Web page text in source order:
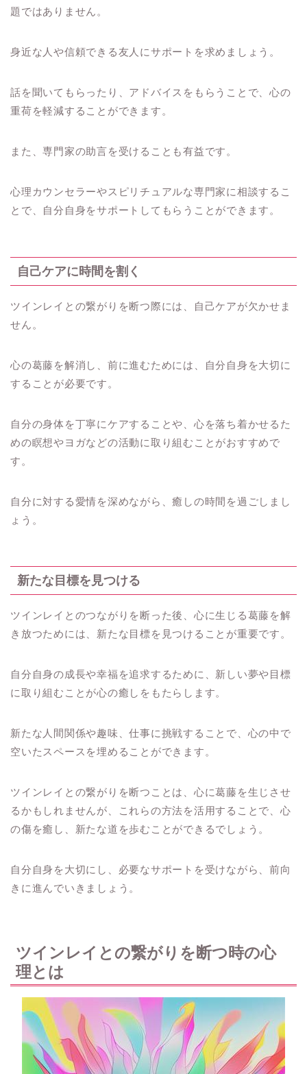
題ではありません。
身近な人や信頼できる友人にサポートを求めましょう。
話を聞いてもらったり、アドバイスをもらうことで、心の
重荷を軽減することができます。
また、専門家の助言を受けることも有益です。
心理カウンセラーやスピリチュアルな専門家に相談するこ
とで、自分自身をサポートしてもらうことができます。
自己ケアに時間を割く
ツインレイとの繋がりを断つ際には、自己ケアが欠かせま
せん。
心の葛藤を解消し、前に進むためには、自分自身を大切に
することが必要です。
自分の身体を丁寧にケアすることや、心を落ち着かせるた
めの瞑想やヨガなどの活動に取り組むことがおすすめで
す。
自分に対する愛情を深めながら、癒しの時間を過ごしまし
ょう。
新たな目標を見つける
ツインレイとのつながりを断った後、心に生じる葛藤を解
き放つためには、新たな目標を見つけることが重要です。
自分自身の成長や幸福を追求するために、新しい夢や目標
に取り組むことが心の癒しをもたらします。
新たな人間関係や趣味、仕事に挑戦することで、心の中で
空いたスペースを埋めることができます。
ツインレイとの繋がりを断つことは、心に葛藤を生じさせ
るかもしれませんが、これらの方法を活用することで、心
の傷を癒し、新たな道を歩むことができるでしょう。
自分自身を大切にし、必要なサポートを受けながら、前向
きに進んでいきましょう。
ツインレイとの繋がりを断つ時の心
理とは